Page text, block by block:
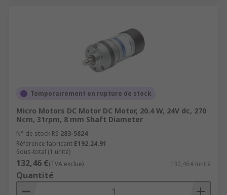
Temporairement en rupture de stock
Micro Motors DC Motor DC Motor, 20.4 W, 24V dc, 270
Ncm, 31rpm, 8 mm Shaft Diameter
N° de stock RS 283-5824
Référence fabricant E192.24.91
Sous-total (1 unité)
132,46 €(TVA exclue) 132,46 €/unité
Quantité